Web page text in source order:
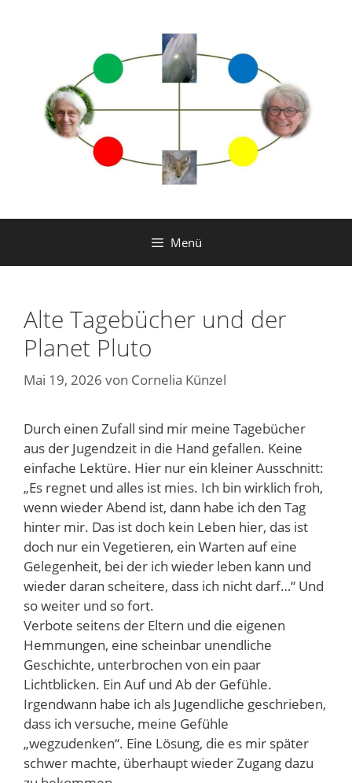
Menü
Alte Tagebücher und der
Planet Pluto
Mai 19, 2026 von Cornelia Künzel
Durch einen Zufall sind mir meine Tagebücher
aus der Jugendzeit in die Hand gefallen. Keine
einfache Lektüre. Hier nur ein kleiner Ausschnitt:
„Es regnet und alles ist mies. Ich bin wirklich froh,
wenn wieder Abend ist, dann habe ich den Tag
hinter mir. Das ist doch kein Leben hier, das ist
doch nur ein Vegetieren, ein Warten auf eine
Gelegenheit, bei der ich wieder leben kann und
wieder daran scheitere, dass ich nicht darf…“ Und
so weiter und so fort.
Verbote seitens der Eltern und die eigenen
Hemmungen, eine scheinbar unendliche
Geschichte, unterbrochen von ein paar
Lichtblicken. Ein Auf und Ab der Gefühle.
Irgendwann habe ich als Jugendliche geschrieben,
dass ich versuche, meine Gefühle
„wegzudenken“. Eine Lösung, die es mir später
schwer machte, überhaupt wieder Zugang dazu